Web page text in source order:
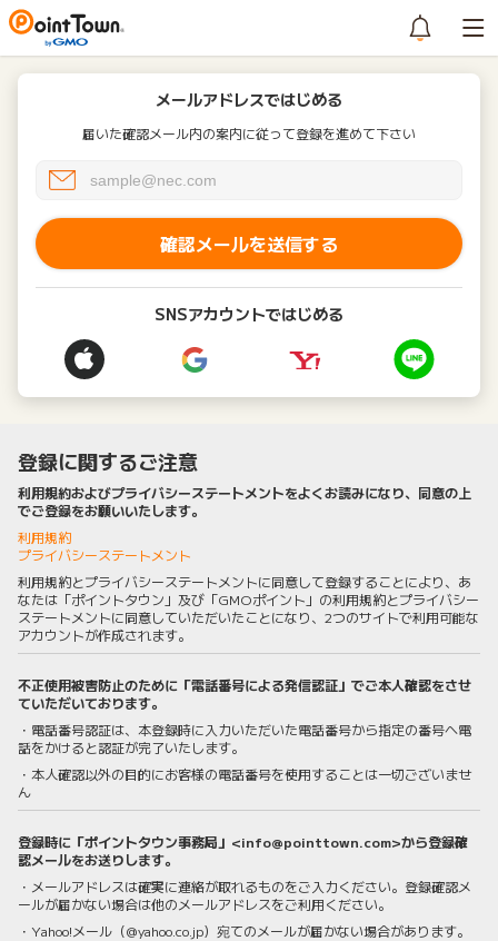
メールアドレスではじめる
届いた確認メール内の案内に従って登録を進めて下さい
確認メールを送信する
SNSアカウントではじめる
登録に関するご注意
利用規約およびプライバシーステートメントをよくお読みになり、同意の上
でご登録をお願いいたします。
利用規約
プライバシーステートメント
利用規約とプライバシーステートメントに同意して登録することにより、あ
なたは「ポイントタウン」及び「GMOポイント」の利用規約とプライバシー
ステートメントに同意していただいたことになり、2つのサイトで利用可能な
アカウントが作成されます。
不正使用被害防止のために「電話番号による発信認証」でご本人確認をさせ
ていただいております。
・電話番号認証は、本登録時に入力いただいた電話番号から指定の番号へ電
話をかけると認証が完了いたします。
・本人確認以外の目的にお客様の電話番号を使用することは一切ございませ
ん
登録時に「ポイントタウン事務局」<info@pointtown.com>から登録確
認メールをお送りします。
・メールアドレスは確実に連絡が取れるものをご入力ください。登録確認メ
ールが届かない場合は他のメールアドレスをご利用ください。
・Yahoo!メール（@yahoo.co.jp）宛てのメールが届かない場合があります。